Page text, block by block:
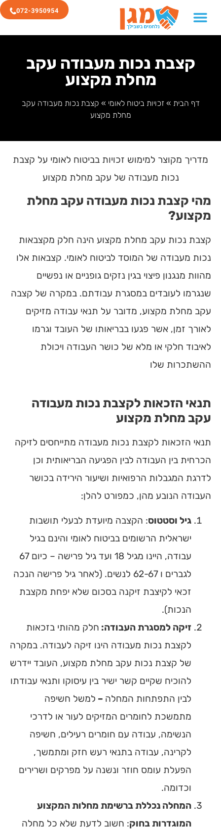
072-3950954
קצבת נכות מעבודה עקב
מחלת מקצוע
דף הבית »זכויות ביטוח לאומי » קצבת נכות מעבודה עקב
מחלת מקצוע
מדריך מקוצר למימוש זכויות בביטוח לאומי על קצבת
נכות מעבודה של עקב מחלת מקצוע
מהי קצבת נכות מעבודה עקב מחלת
מקצוע?
קצבת נכות עקב מחלת מקצוע הינה חלק מקצבאות
נכות מעבודה של המוסד לביטוח לאומי. קצבאות אלו
מהוות מנגנון פיצוי בגין נזקים גופניים או נפשיים
שנגרמו לעובדים במסגרת עבודתם. במקרה של קצבה
עקב מחלת מקצוע, מדובר על תנאי עבודה מזיקים
לאורך זמן, אשר פגעו בבריאותו של העובד וגרמו
לאיבוד חלקי או מלא של כושר העבודה ויכולת
ההשתכרות שלו
תנאי הזכאות לקצבת נכות מעבודה
עקב מחלת מקצוע
תנאי הזכאות לקצבת נכות מעבודה מתייחסים לזיקה
הכרחית בין העבודה לבין הפגיעה הבריאותית וכן
לדרגת המגבלות הרפואיות ושיעור הירידה בכושר
העבודה הנובע מהן, כמפורט להלן:
גיל וסטטוס: הקצבה מיועדת לבעלי תושבות
ישראלית הרשומים בביטוח לאומי והינם בגיל
עבודה, היינו מגיל 18 ועד גיל פרישה – כיום 67
לגברים ו 62-67 לנשים. (לאחר גיל פרישה הנכה
זכאי לקיצבת זיקנה בסכום שלא יפחת מקצבת
הנכות).
זיקה למסגרת העבודה: חלק מהותי בזכאות
לקצבת נכות מעבודה הינו זיקה לעבודה. במקרה
של קצבת נכות עקב מחלת מקצוע, העובד יידרש
להוכיח שקיים קשר ישיר בין עיסוקו ותנאי עבודתו
לבין התפתחות המחלה – למשל חשיפה
מתמשכת לחומרים המזיקים לעור או לדרכי
הנשימה, עבודה עם חומרים רעילים, חשיפה
לקרינה, עבודה בתנאי רעש חזק ומתמשך,
הפעלת עומס חוזר ונשנה על מפרקים ושרירים
וכדומה.
המחלה נכללת ברשימת מחלות המקצוע
המוגדרות בחוק: חשוב לדעת שלא כל מחלה